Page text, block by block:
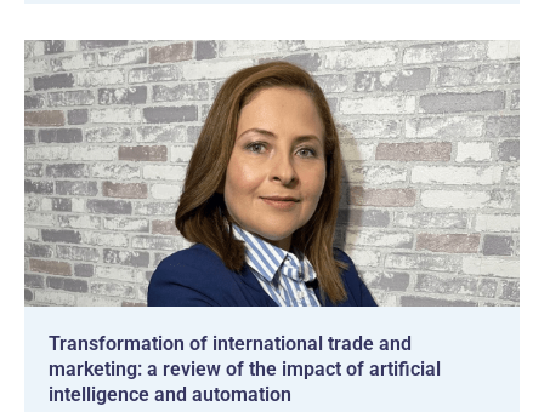
Transformation of international trade and
marketing: a review of the impact of artificial
intelligence and automation